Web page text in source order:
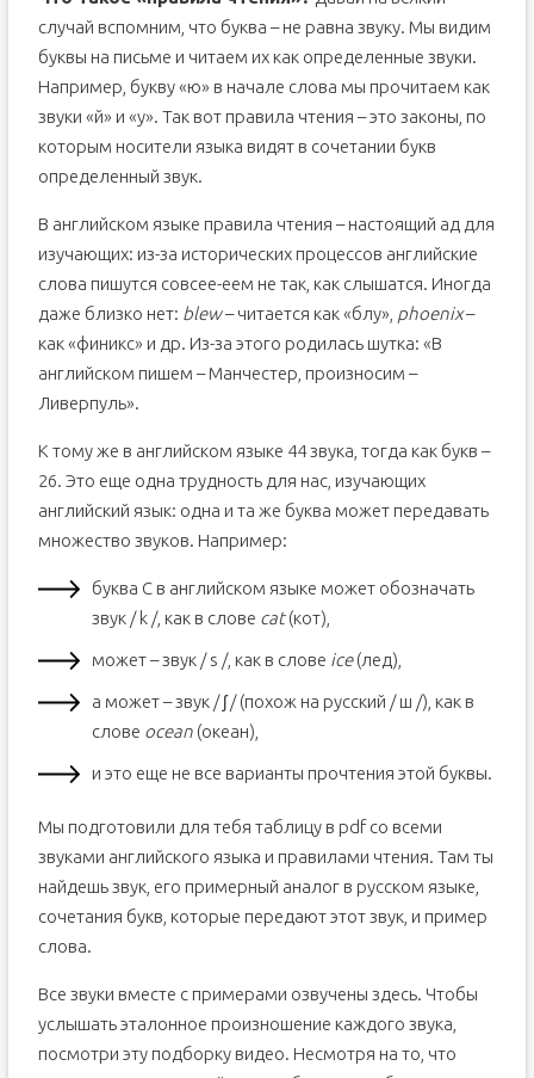
случай вспомним, что буква – не равна звуку. Мы видим
буквы на письме и читаем их как определенные звуки.
Например, букву «ю» в начале слова мы прочитаем как
звуки «й» и «у». Так вот правила чтения – это законы, по
которым носители языка видят в сочетании букв
определенный звук.
В английском языке правила чтения – настоящий ад для
изучающих: из-за исторических процессов английские
слова пишутся совсее-еем не так, как слышатся. Иногда
даже близко нет: blew– читается как «блу», phoenix–
как «финикс» и др. Из-за этого родилась шутка: «В
английском пишем – Манчестер, произносим –
Ливерпуль».
К тому же в английском языке 44 звука, тогда как букв –
26. Это еще одна трудность для нас, изучающих
английский язык: одна и та же буква может передавать
множество звуков. Например:
буква C в английском языке может обозначать
звук / k /, как в слове cat(кот),
может – звук / s /, как в слове ice(лед),
а может – звук / ʃ / (похож на русский / ш /), как в
слове ocean(океан),
и это еще не все варианты прочтения этой буквы.
Мы подготовили для тебя таблицу в pdf со всеми
звуками английского языка и правилами чтения. Там ты
найдешь звук, его примерный аналог в русском языке,
сочетания букв, которые передают этот звук, и пример
слова.
Все звуки вместе с примерами озвучены здесь. Чтобы
услышать эталонное произношение каждого звука,
посмотри эту подборку видео. Несмотря на то, что